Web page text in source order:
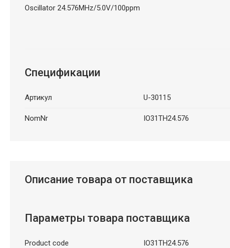
Oscillator 24.576MHz/5.0V/100ppm
Спецификации
Артикул U-30115
NomNr IO31TH24.576
Описание товара от поставщика
Параметры товара поставщика
Product code IO31TH24.576